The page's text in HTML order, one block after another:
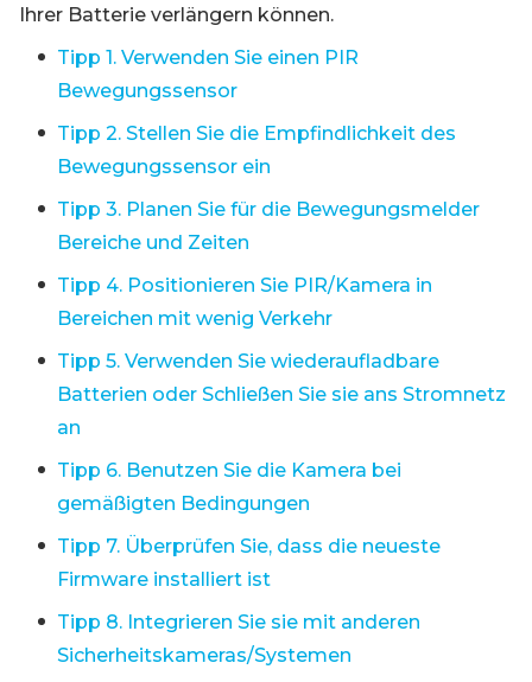
Ihrer Batterie verlängern können.
Tipp 1. Verwenden Sie einen PIR
Bewegungssensor
Tipp 2. Stellen Sie die Empfindlichkeit des
Bewegungssensor ein
Tipp 3. Planen Sie für die Bewegungsmelder
Bereiche und Zeiten
Tipp 4. Positionieren Sie PIR/Kamera in
Bereichen mit wenig Verkehr
Tipp 5. Verwenden Sie wiederaufladbare
Batterien oder Schließen Sie sie ans Stromnetz
an
Tipp 6. Benutzen Sie die Kamera bei
gemäßigten Bedingungen
Tipp 7. Überprüfen Sie, dass die neueste
Firmware installiert ist
Tipp 8. Integrieren Sie sie mit anderen
Sicherheitskameras/Systemen